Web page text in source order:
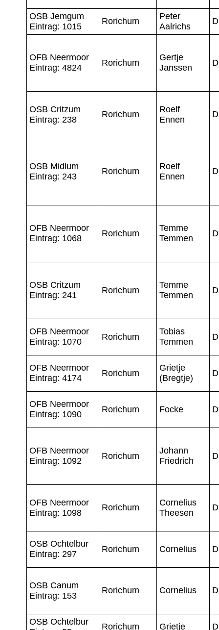
OSB Jemgum
Eintrag: 1015
Rorichum
Peter
Aalrichs
OFB Neermoor
Eintrag: 4824
Rorichum
Gertje
Janssen
OSB Critzum
Eintrag: 238
Rorichum
Roelf
Ennen
OSB Midlum
Eintrag: 243
Rorichum
Roelf
Ennen
OFB Neermoor
Eintrag: 1068
Rorichum
Temme
Temmen
OSB Critzum
Eintrag: 241
Rorichum
Temme
Temmen
OFB Neermoor
Eintrag: 1070
Rorichum
Tobias
Temmen
OFB Neermoor
Eintrag: 4174
Rorichum
Grietje
(Bregtje)
OFB Neermoor
Eintrag: 1090
Rorichum Focke
OFB Neermoor
Eintrag: 1092
Rorichum
Johann
Friedrich
OFB Neermoor
Eintrag: 1098
Rorichum
Cornelius
Theesen
OSB Ochtelbur
Eintrag: 297
Rorichum Cornelius
OSB Canum
Eintrag: 153
Rorichum Cornelius
OSB Ochtelbur
Rorichum Grietje